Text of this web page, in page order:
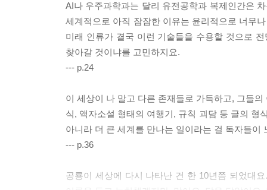
AI나 우주과학과는 달리 유전공학과 복제인간은
세계적으로 아직 잠잠한 이유는 윤리적으로 너무
미래 인류가 결국 이런 기술들을 수용할 것으로
찾아갈 것이냐를 고민하지요.
--- p.24
이 세상이 나 말고 다른 존재들로 가득하고, 그들
식, 액자소설 형태의 여행기, 규칙 괴담 등 글의 형
아니라 더 큰 세계를 만나는 일이라는 걸 독자들이
--- p.36
공룡이 세상에 다시 나타난 건 한 10년쯤 되었대